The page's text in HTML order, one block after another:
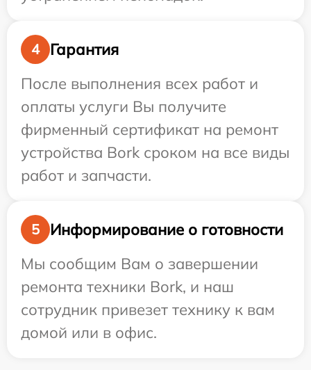
4
Гарантия
После выполнения всех работ и
оплаты услуги Вы получите
фирменный сертификат на ремонт
устройства Bork сроком на все виды
работ и запчасти.
5
Информирование о готовности
Мы сообщим Вам о завершении
ремонта техники Bork, и наш
сотрудник привезет технику к вам
домой или в офис.